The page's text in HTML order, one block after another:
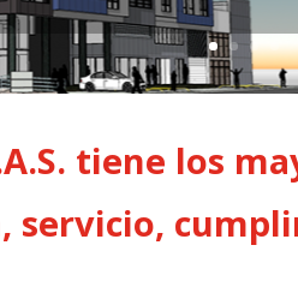
tiene los
servicio,